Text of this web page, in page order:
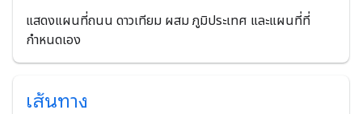
แสดงแผนที่ถนน ดาวเทียม ผสม ภูมิประเทศ และแผนที่ที่
กำหนดเอง
เส้นทาง